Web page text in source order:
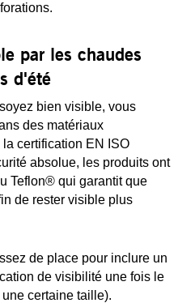
par les chaudes
d'été
bien visible, vous
des matériaux
certification EN ISO
absolue, les produits ont
Teflon® qui garantit que
de rester visible plus
de place pour inclure un
de visibilité une fois le
certaine taille).